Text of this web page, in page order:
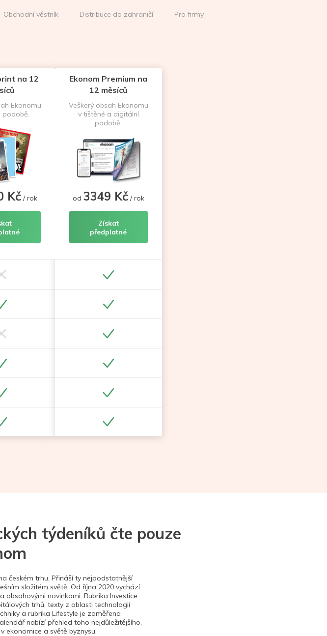
Obchodní věstník Distribuce do zahraničí Pro firmy
na 12
Ekonomu
podobě.
Kč/ rok
Ekonom Premium na
12 měsíců
Veškerý obsah Ekonomu
v tištěné a digitální
podobě.
od 3349 Kč/ rok
Získat
předplatné
týdeníků čte pouze
českém trhu. Přináší ty nejpodstatnější
složitém světě. Od října 2020 vychází
novinkami. Rubrika Investice
trhů, texty z oblasti technologií
a rubrika Lifestyle je zaměřena
nabízí přehled toho nejdůležitějšího,
ekonomice a světě byznysu.